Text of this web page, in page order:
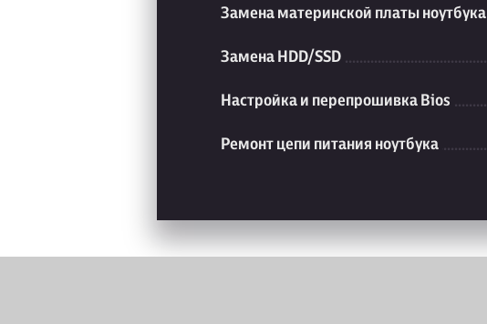
Замена материнской платы ноутбука
Замена HDD/SSD
Настройка и перепрошивка Bios
Ремонт цепи питания ноутбука